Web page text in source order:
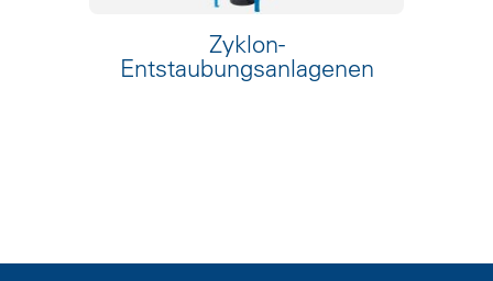
Zyklon-
Entstaubungsanlagenen